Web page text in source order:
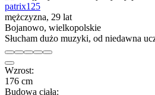
patrix125
mężczyzna, 29 lat
Bojanowo, wielkopolskie
Słucham dużo muzyki, od niedawna
Wzrost:
176 cm
Budowa ciała: